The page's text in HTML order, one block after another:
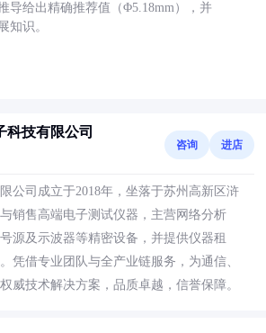
导给出精确推荐值（Φ5.18mm），并
知识。
科技有限公司
咨询 进店
公司成立于2018年，坐落于苏州高新区浒
销售高端电子测试仪器，主营网络分析
源及示波器等精密设备，并提供仪器租
凭借专业团队与全产业链服务，为通信、
威技术解决方案，品质卓越，信誉保障。